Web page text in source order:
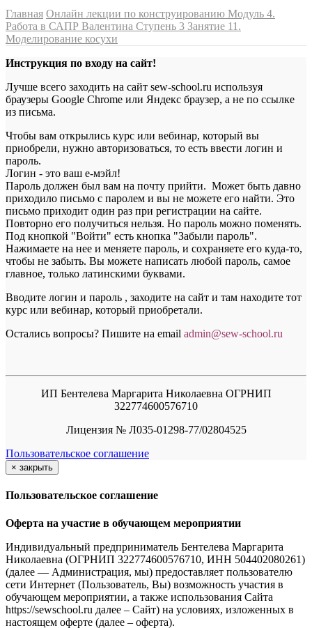
Главная Онлайн лекции по конструированию Модуль 4.
Работа в САПР Валентина Ступень 3 Занятие 11.
Моделирование косухи
Инструкция по входу на сайт!
Лучше всего заходить на сайт sew-school.ru используя
браузеры Google Chrome или Яндекс браузер, а не по ссылке
из письма.
Чтобы вам открылись курс или вебинар, который вы
приобрели, нужно авторизоваться, то есть ввести логин и
пароль.
Логин - это ваш е-мэйл!
Пароль должен был вам на почту прийти. Может быть давно
приходило письмо с паролем и вы не можете его найти. Это
письмо приходит один раз при регистрации на сайте.
Повторно его получиться нельзя. Но пароль можно поменять.
Под кнопкой "Войти" есть кнопка "Забыли пароль".
Нажимаете на нее и меняете пароль, и сохраняете его куда-то,
чтобы не забыть. Вы можете написать любой пароль, самое
главное, только латинскими буквами.
Вводите логин и пароль , заходите на сайт и там находите тот
курс или вебинар, который приобретали.
Остались вопросы? Пишите на email admin@sew-school.ru
ИП Бентелева Маргарита Николаевна ОГРНИП
322774600576710
Лицензия № Л035-01298-77/02804525
Пользовательское соглашение
× закрыть
Пользовательское соглашение
Оферта на участие в обучающем мероприятии
Индивидуальный предприниматель Бентелева Маргарита
Николаевна (ОГРНИП 322774600576710, ИНН 504402080261)
(далее — Администрация, мы) предоставляет пользователю
сети Интернет (Пользователь, Вы) возможность участия в
обучающем мероприятии, а также использования Сайта
https://sewschool.ru далее – Сайт) на условиях, изложенных в
настоящем оферте (далее – оферта).